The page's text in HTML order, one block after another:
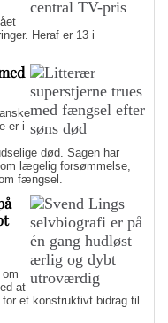
Heraf er 13 i
er i
død. Sagen har
lægelig forsømmelse,
fængsel.
at
et konstruktivt bidrag til